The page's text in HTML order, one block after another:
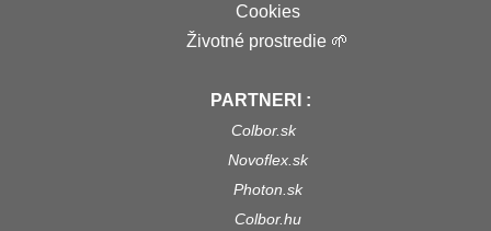
Cookies
Životné prostredie 🌱
PARTNERI :
Colbor.sk
Novoflex.sk
Photon.sk
Colbor.hu